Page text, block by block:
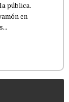
pública.
en